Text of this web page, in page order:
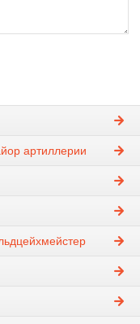
артиллерии